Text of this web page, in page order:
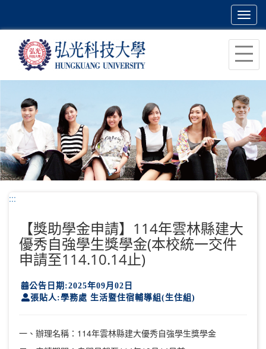
主
容
區
塊
:::
【獎助學金申請】114年雲林縣建大
優秀自強學生獎學金(本校統一交件
申請至114.10.14止)
公告日期:2025年09月02日
張貼人:學務處 生活暨住宿輔導組(生住組)
一、辦理名稱：114年雲林縣建大優秀自強學生獎學金